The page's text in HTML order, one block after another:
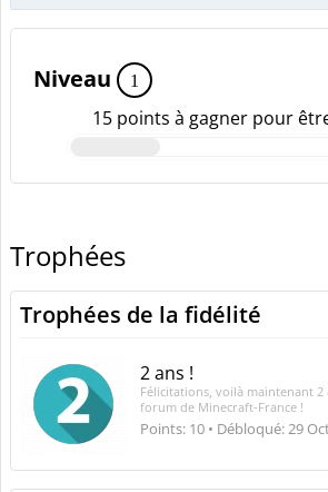
Niveau 1
15 points à gagner pour
Trophées
Trophées de la fidélité
2 ans !
Félicitations, voilà maintenant 2
forum de Minecraft-France !
Points: 10 Débloqué:29